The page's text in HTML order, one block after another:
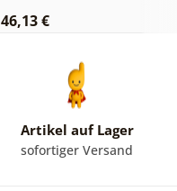
46,13 €
Artikel auf Lager
sofortiger Versand